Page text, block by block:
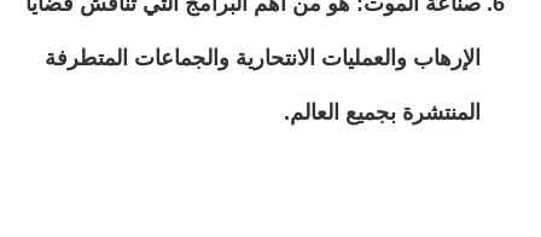
الإرهاب والعمليات الانتحارية والجماعات المتطرفة
المنتشرة بجميع العالم.